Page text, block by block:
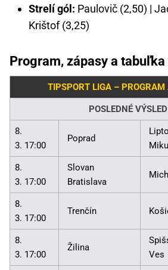
Strelí gól: Paulovič (2,50) |
Krištof (3,25)
Program, zápasy a
TIPSPORT LIGA – PROGRAM
POSLEDNÉ
8.
3. 17:00
Poprad
8.
3. 17:00
Slovan
Bratislava
8.
3. 17:00
Trenčín
8.
3. 17:00
Žilina
Ves